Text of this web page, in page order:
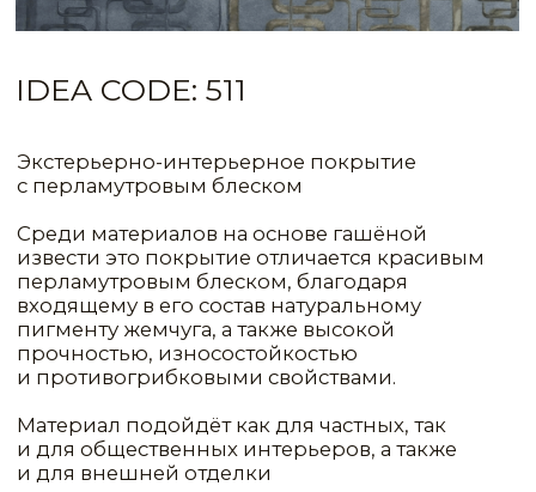
Материал подойдёт как для частных, так
и для общественных интерьеров, а также
Материал SETA STUCCO
Primer Normal 90,00
1
Fondo a Calce 10,00 Base
1
Seta Stucco 1,00
2 NCP161
СИСТЕМА
МАТЕРИАЛ
РАСХОД
1КГ(Л)/М²
СЛОИ ЦВЕТ